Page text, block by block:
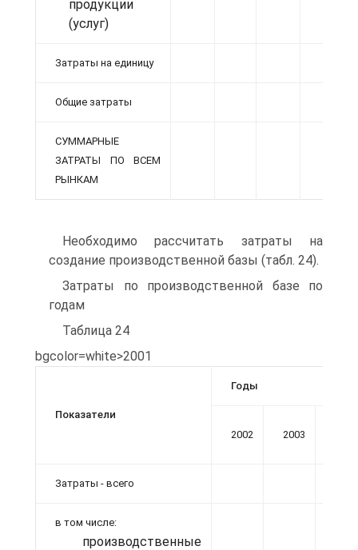
продукции
(услуг)
Затраты на единицу
Общие затраты
СУММАРНЫЕ
ЗАТРАТЫ ПО ВСЕМ
РЫНКАМ
Необходимо рассчитать затраты на
создание производственной базы (табл. 24).
Затраты по производственной базе по
годам
Таблица 24
bgcolor=white>2001
Показатели
Годы
2002 2003
Затраты - всего
в том числе:
производственные